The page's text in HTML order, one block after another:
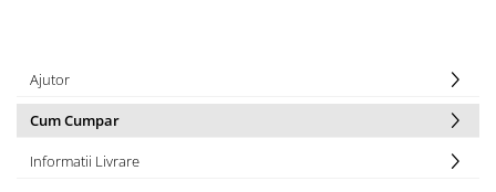
Aparate Racire Aer
Aragaze si cuptoare cu microunde
Ajutor
Cum Cumpar
Informatii Livrare